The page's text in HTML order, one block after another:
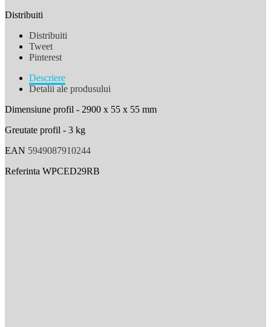
Distribuiti
Distribuiti
Tweet
Pinterest
Descriere
Detalii ale produsului
Dimensiune profil - 2900 x 55 x 55 mm
Greutate profil - 3 kg
EAN 5949087910244
Referinta WPCED29RB